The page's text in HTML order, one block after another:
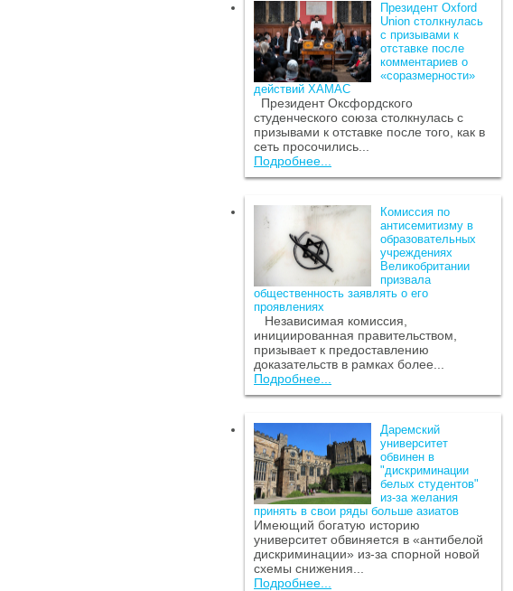
Президент Oxford
Union столкнулась
с призывами к
отставке после
комментариев о
«соразмерности»
действий ХАМАС
Президент Оксфордского
студенческого союза столкнулась с
призывами к отставке после того, как в
сеть просочились...
Подробнее...
Комиссия по
антисемитизму в
образовательных
учреждениях
Великобритании
призвала
общественность заявлять о его
проявлениях
Независимая комиссия,
инициированная правительством,
призывает к предоставлению
доказательств в рамках более...
Подробнее...
Даремский
университет
обвинен в
"дискриминации
белых студентов"
из-за желания
принять в свои ряды больше азиатов
Имеющий богатую историю
университет обвиняется в «антибелой
дискриминации» из-за спорной новой
схемы снижения...
Подробнее...